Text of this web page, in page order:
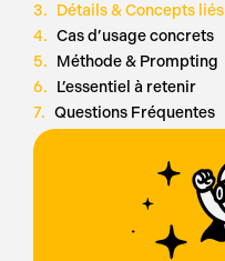
Détails & Concepts liés
Cas d’usage concrets
Méthode & Prompting
L’essentiel à retenir
Questions Fréquentes